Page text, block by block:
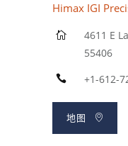
Himax IGI
4611 E
55406
+1-612-
地图